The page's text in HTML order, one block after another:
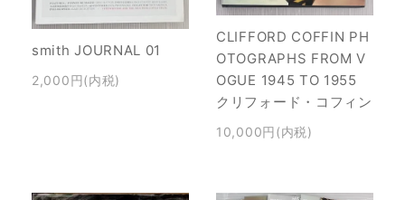
smith JOURNAL 01
2,000円(内税)
CLIFFORD COFFIN PH
OTOGRAPHS FROM V
OGUE 1945 TO 1955
クリフォード・コフィン
10,000円(内税)